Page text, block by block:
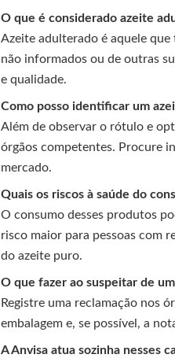
O que é considerado azeite
Azeite adulterado é aquele
não informados ou de outras
e qualidade.
Como posso identificar um
Além de observar o rótulo e
órgãos competentes. Procure
mercado.
Quais os riscos à saúde do
O consumo desses produtos
risco maior para pessoas com
do azeite puro.
O que fazer ao suspeitar de
Registre uma reclamação nos
embalagem e, se possível, a
A Anvisa atua sozinha nesses